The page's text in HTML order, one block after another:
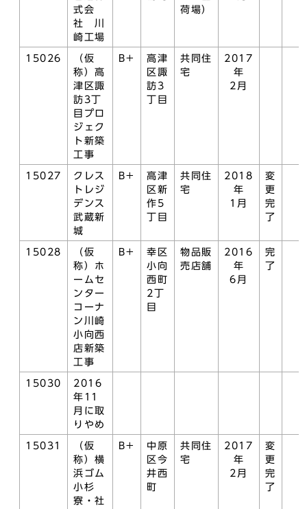
式会
社 川
崎工場
荷場）
15026
（仮
称）高
津区諏
訪3丁
目プロ
ジェク
ト新築
工事
B+
高津
区諏
訪3
丁目
共同住
宅
2017
年
2月
15027
クレス
トレジ
デンス
武蔵新
城
B+
高津
区新
作5
丁目
共同住
宅
2018
年
1月
変
更
完
了
15028
（仮
称）ホ
ームセ
ンター
コーナ
ン川崎
小向西
店新築
工事
B+
幸区
小向
西町
2丁
目
物品販
売店舗
2016
年
6月
完
了
15030
2016
年11
月に取
りやめ
15031
（仮
称）横
浜ゴム
小杉
寮・社
B+
中原
区今
井西
町
共同住
宅
2017
年
2月
変
更
完
了